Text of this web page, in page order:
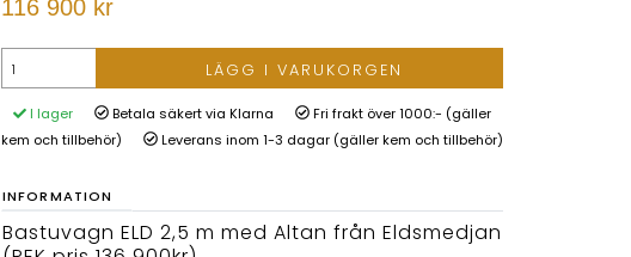
116 900 kr
LÄGG I VARUKORGEN
I lager Betala säkert via Klarna
Fri frakt över 1000:- (gäller
kem och tillbehör)
Leverans inom 1-3 dagar (gäller kem och tillbehör)
INFORMATION
Bastuvagn ELD 2,5 m med Altan från Eldsmedjan